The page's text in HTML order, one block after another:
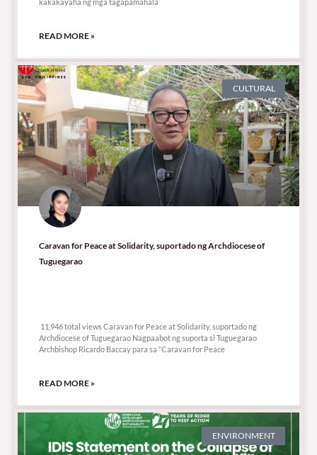
READ MORE »
CULTURAL
Caravan for Peace at Solidarity, suportado ng Archdiocese of
Tuguegarao
11,946 total views Caravan for Peace at Solidarity, suportado ng
Archdiocese of Tuguegarao Nagpaabot ng suporta si Tuguegarao
Archbishop Ricardo Baccay para sa “Caravan for Peace
READ MORE »
ENVIRONMENT